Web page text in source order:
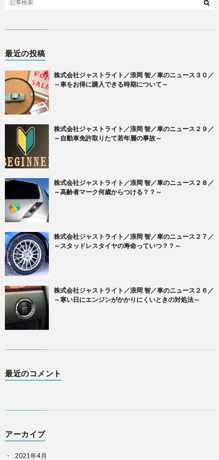
最近の投稿
株式会社ジャストライト／浪岡 智／車のニュース３０／
～車をお得に購入できる時期について～
株式会社ジャストライト／浪岡 智／車のニュース２９／
～自動車免許取りたて若年層の事故～
株式会社ジャストライト／浪岡 智／車のニュース２８／
～高齢者マーク何歳からつける？？～
株式会社ジャストライト／浪岡 智／車のニュース２７／
～スタッドレスタイヤの寿命っていつ？？～
株式会社ジャストライト／浪岡 智／車のニュース２６／
～寒い日にエンジンがかかりにくいときの対処法～
最近のコメント
アーカイブ
2021年4月